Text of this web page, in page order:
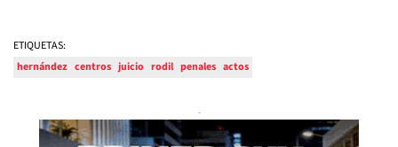
ETIQUETAS:
hernández centros juicio rodil penales actos